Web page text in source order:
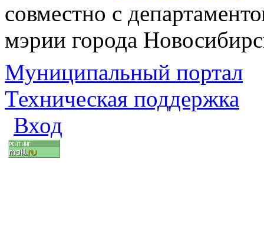
совместно с
мэрии города
Муниципальный портал
Техническая поддержка
Вход